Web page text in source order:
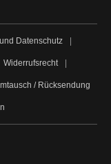
Datenschutz
Widerrufsrecht
/ Rücksendung